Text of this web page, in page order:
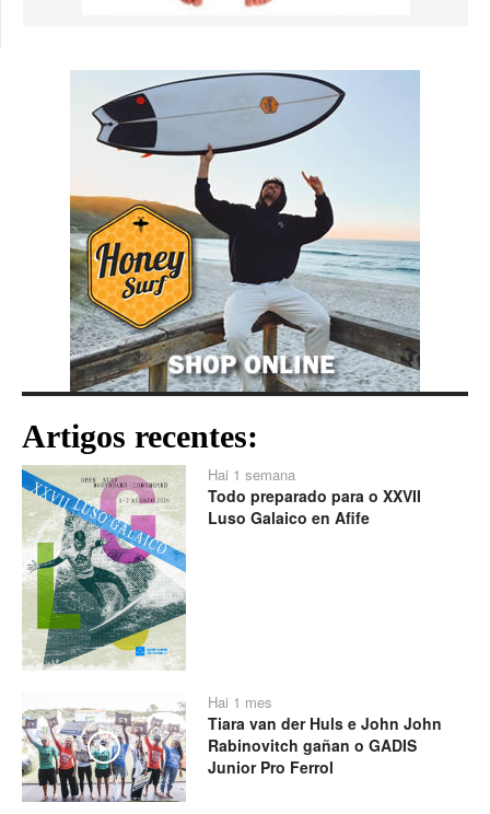
Artigos recentes:
Hai 1 semana
Todo preparado para o XXVII
Luso Galaico en Afife
Play
Hai 1 mes
Tiara van der Huls e John John
Rabinovitch gañan o GADIS
Junior Pro Ferrol